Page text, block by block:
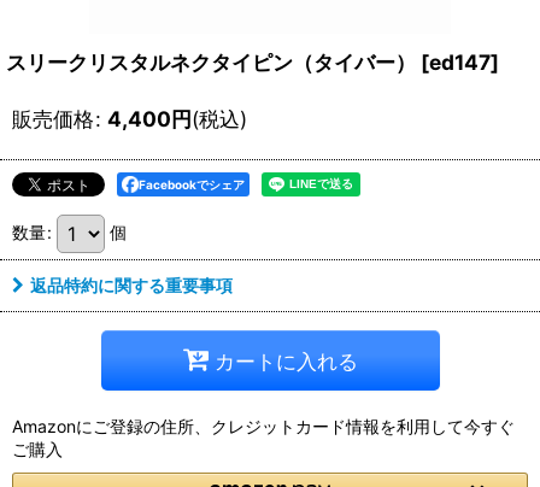
スリークリスタルネクタイピン（タイバー） [ed147]
販売価格: 4,400円(税込)
Facebookでシェア
数量: 個
返品特約に関する重要事項
カートに入れる
Amazonにご登録の住所、クレジットカード情報を利用して今すぐ
ご購入